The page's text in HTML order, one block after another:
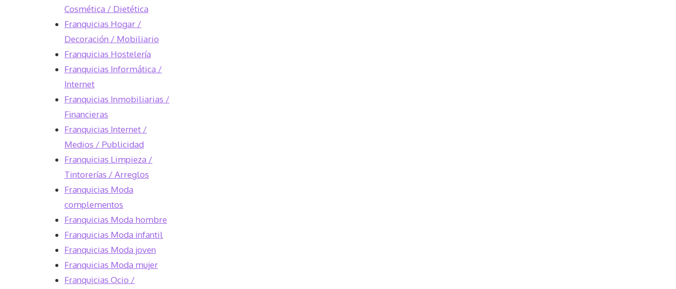
Cosmética / Dietética
Franquicias Hogar /
Decoración / Mobiliario
Franquicias Hostelería
Franquicias Informática /
Internet
Franquicias Inmobiliarias /
Financieras
Franquicias Internet /
Medios / Publicidad
Franquicias Limpieza /
Tintorerías / Arreglos
Franquicias Moda
complementos
Franquicias Moda hombre
Franquicias Moda infantil
Franquicias Moda joven
Franquicias Moda mujer
Franquicias Ocio /